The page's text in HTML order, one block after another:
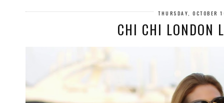
THURSDAY,
CHI CHI LONDON